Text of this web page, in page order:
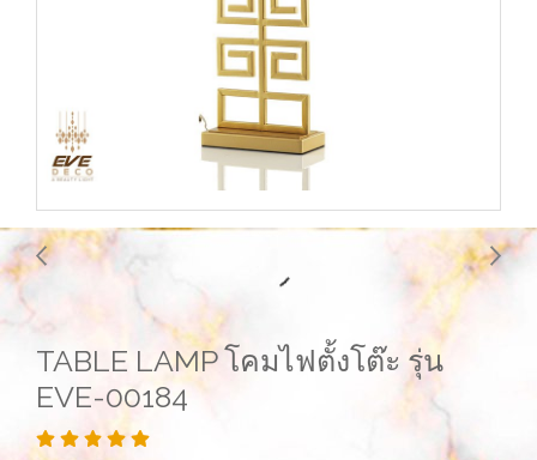
TABLE LAMP โคมไฟตั้งโต๊ะ รุ่น
EVE-00184